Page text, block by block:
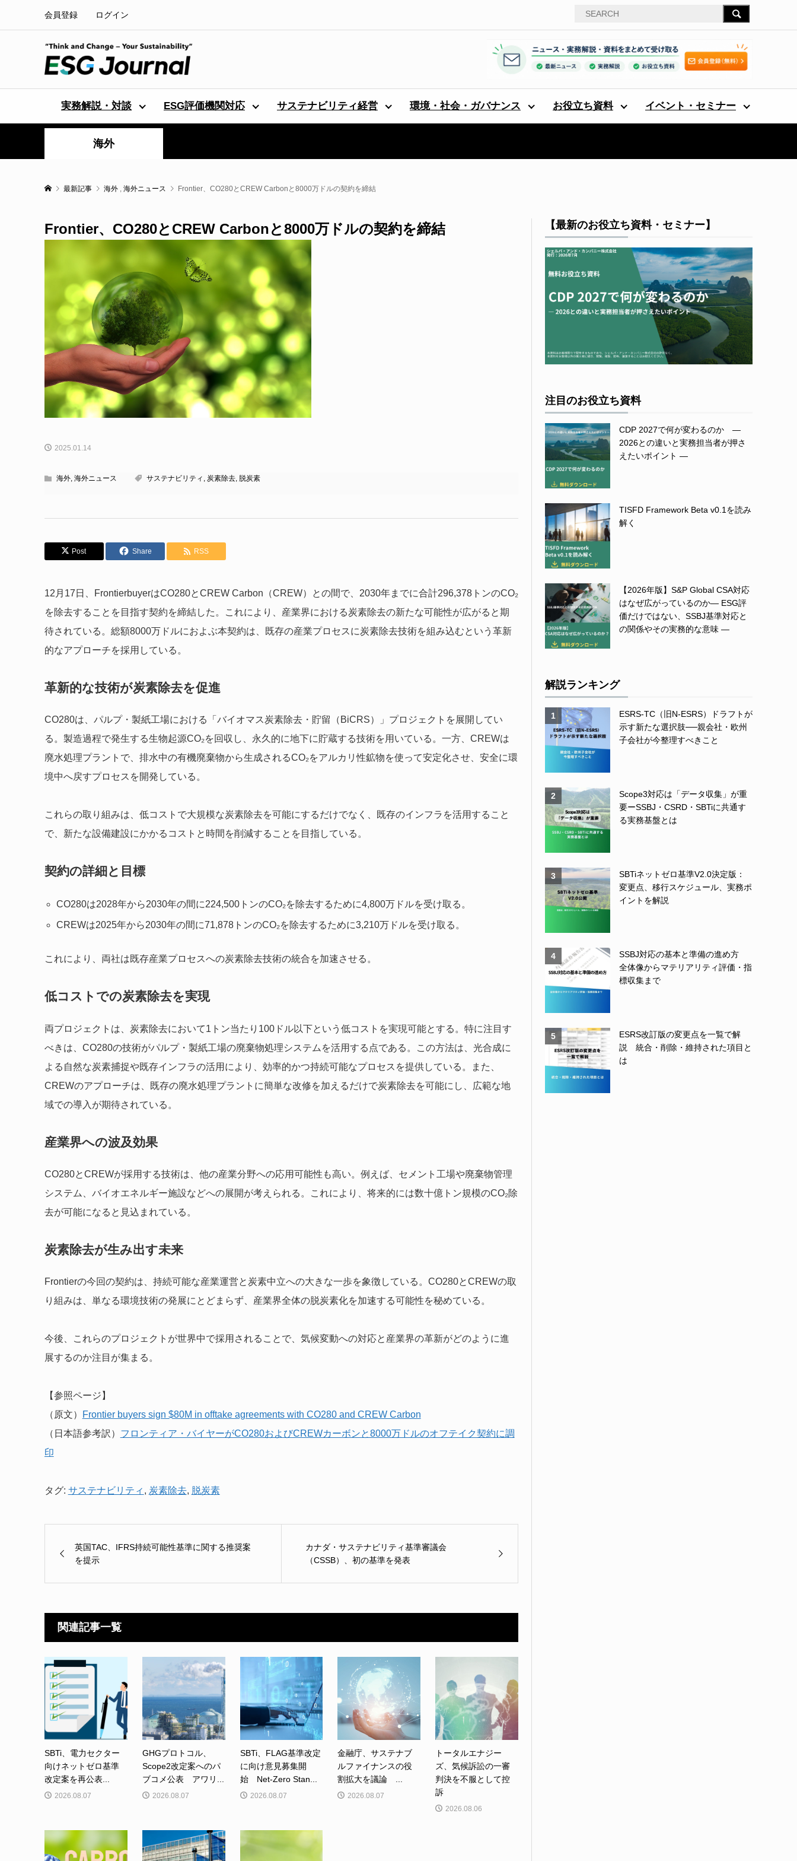
会員登録 ログイン
実務解説・対談 ESG評価機関対応 サステナビリティ経営 環境・社会・ガバナンス お役立ち資料 イベント・セミナー
海外
最新記事 海外 , 海外ニュース Frontier、CO280とCREW Carbonと8000万ドルの契約を締結
Frontier、CO280とCREW Carbonと8000万ドルの契約を締結
2025.01.14
海外, 海外ニュース サステナビリティ , 炭素除去, 脱炭素
Post Share RSS
12月17日、FrontierbuyerはCO280とCREW Carbon（CREW）との間で、2030年までに合計296,378トンのCO₂
を除去することを目指す契約を締結した。これにより、産業界における炭素除去の新たな可能性が広がると期
待されている。総額8000万ドルにおよぶ本契約は、既存の産業プロセスに炭素除去技術を組み込むという革新
的なアプローチを採用している。
革新的な技術が炭素除去を促進
CO280は、パルプ・製紙工場における「バイオマス炭素除去・貯留（BiCRS）」プロジェクトを展開してい
る。製造過程で発生する生物起源CO₂を回収し、永久的に地下に貯蔵する技術を用いている。一方、CREWは
廃水処理プラントで、排水中の有機廃棄物から生成されるCO₂をアルカリ性鉱物を使って安定化させ、安全に環
境中へ戻すプロセスを開発している。
これらの取り組みは、低コストで大規模な炭素除去を可能にするだけでなく、既存のインフラを活用すること
で、新たな設備建設にかかるコストと時間を削減することを目指している。
契約の詳細と目標
CO280は2028年から2030年の間に224,500トンのCO₂を除去するために4,800万ドルを受け取る。
CREWは2025年から2030年の間に71,878トンのCO₂を除去するために3,210万ドルを受け取る。
これにより、両社は既存産業プロセスへの炭素除去技術の統合を加速させる。
低コストでの炭素除去を実現
両プロジェクトは、炭素除去において1トン当たり100ドル以下という低コストを実現可能とする。特に注目す
べきは、CO280の技術がパルプ・製紙工場の廃棄物処理システムを活用する点である。この方法は、光合成に
よる自然な炭素捕捉や既存インフラの活用により、効率的かつ持続可能なプロセスを提供している。また、
CREWのアプローチは、既存の廃水処理プラントに簡単な改修を加えるだけで炭素除去を可能にし、広範な地
域での導入が期待されている。
産業界への波及効果
CO280とCREWが採用する技術は、他の産業分野への応用可能性も高い。例えば、セメント工場や廃棄物管理
システム、バイオエネルギー施設などへの展開が考えられる。これにより、将来的には数十億トン規模のCO₂除
去が可能になると見込まれている。
炭素除去が生み出す未来
Frontierの今回の契約は、持続可能な産業運営と炭素中立への大きな一歩を象徴している。CO280とCREWの取
り組みは、単なる環境技術の発展にとどまらず、産業界全体の脱炭素化を加速する可能性を秘めている。
今後、これらのプロジェクトが世界中で採用されることで、気候変動への対応と産業界の革新がどのように進
展するのか注目が集まる。
【参照ページ】
（原文）
Frontier buyers sign $80M in offtake agreements with CO280 and CREW Carbon
（日本語参考訳） フロンティア・バイヤーがCO280およびCREWカーボンと8000万ドルのオフテイク契約に調
印
タグ: サステナビリティ , 炭素除去, 脱炭素
英国TAC、IFRS持続可能性基準に関する推奨案
を提示
カナダ・サステナビリティ基準審議会
（CSSB）、初の基準を発表
関連記事一覧
SBTi、電力セクター
向けネットゼロ基準
改定案を再公表...
2026.08.07
GHGプロトコル、
Scope2改定案へのパ
ブコメ公表 アワリ...
2026.08.07
SBTi、FLAG基準改定
に向け意見募集開
始 Net-Zero Stan...
2026.08.07
金融庁、サステナブ
ルファイナンスの役
割拡大を議論 ...
2026.08.07
トータルエナジー
ズ、気候訴訟の一審
判決を不服として控
訴
2026.08.06
【最新のお役立ち資料・セミナー】
注目のお役立ち資料
CDP 2027で何が変わるのか ―
2026との違いと実務担当者が押さ
えたいポイント ―
TISFD Framework Beta v0.1を読み
解く
【2026年版】S&P Global CSA対応
はなぜ広がっているのか― ESG評
価だけではない、SSBJ基準対応と
の関係やその実務的な意味 ―
解説ランキング
1
ESRS-TC（旧N-ESRS）ドラフトが
示す新たな選択肢──親会社・欧州
子会社が今整理すべきこと
2
Scope3対応は「データ収集」が重
要ーSSBJ・CSRD・SBTiに共通す
る実務基盤とは
3
SBTiネットゼロ基準V2.0決定版：
変更点、移行スケジュール、実務ポ
イントを解説
4
SSBJ対応の基本と準備の進め方
全体像からマテリアリティ評価・指
標収集まで
5
ESRS改訂版の変更点を一覧で解
説 統合・削除・維持された項目と
は